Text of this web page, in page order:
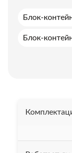
Блок-
Блок-
Блок-